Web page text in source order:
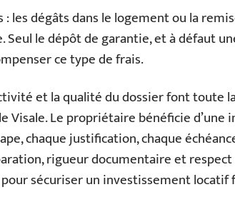
les dégâts dans le logement ou la
Seul le dépôt de garantie, et à défaut
ce type de frais.
et la qualité du dossier font toute
Visale. Le propriétaire bénéficie
chaque justification, chaque
rigueur documentaire et
sécuriser un investissement locatif